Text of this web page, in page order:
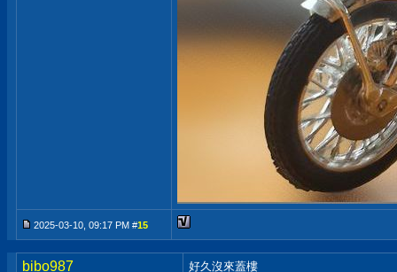
2025-03-10, 09:17 PM #15
bibo987 好久沒來蓋樓